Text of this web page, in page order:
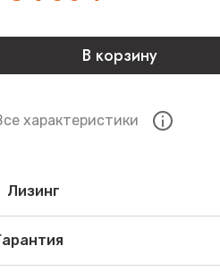
В корзину
характеристики
Лизинг